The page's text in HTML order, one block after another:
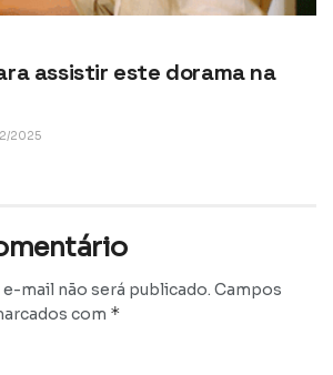
assistir este dorama na
2025
mail não será publicado. Campos
com *